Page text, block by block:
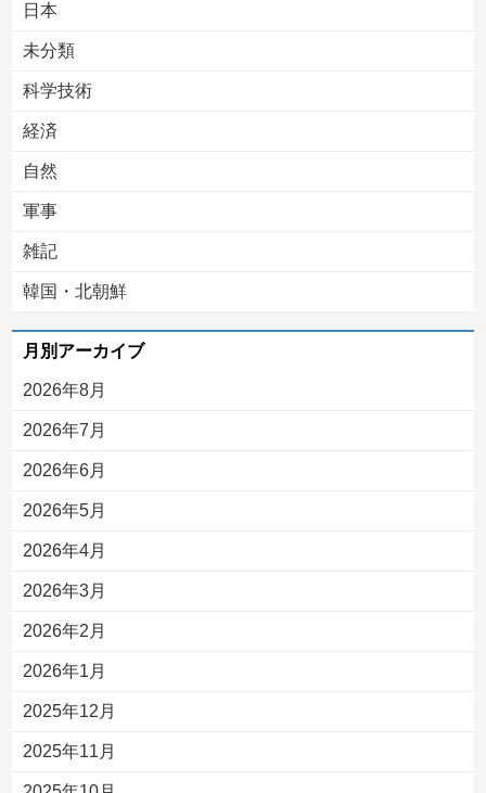
日本
未分類
科学技術
経済
自然
軍事
雑記
韓国・北朝鮮
月別アーカイブ
2026年8月
2026年7月
2026年6月
2026年5月
2026年4月
2026年3月
2026年2月
2026年1月
2025年12月
2025年11月